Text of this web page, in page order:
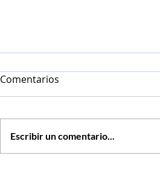
Comentarios
Escribir un comentario...